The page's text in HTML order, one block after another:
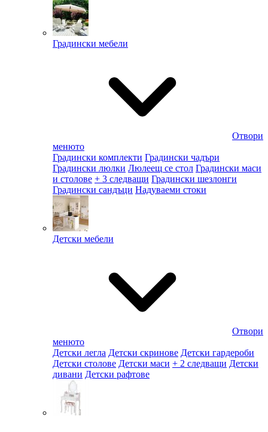
Градински мебели
Отвори
менюто
Градински комплекти Градински чадъри
Градински люлки Люлеещ се стол Градински маси
и столове + 3 следващи Градински шезлонги
Градински сандъци Надуваеми стоки
Детски мебели
Отвори
менюто
Детски легла Детски скринове Детски гардероби
Детски столове Детски маси + 2 следващи Детски
дивани Детски рафтове